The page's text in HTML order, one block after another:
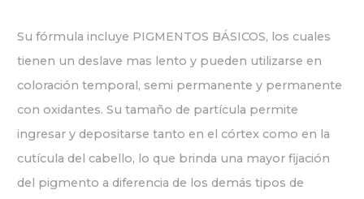
Su fórmula incluye PIGMENTOS BÁSICOS, los cuales
tienen un deslave mas lento y pueden utilizarse en
coloración temporal, semi permanente y permanente
con oxidantes. Su tamaño de partícula permite
ingresar y depositarse tanto en el córtex como en la
cutícula del cabello, lo que brinda una mayor fijación
del pigmento a diferencia de los demás tipos de